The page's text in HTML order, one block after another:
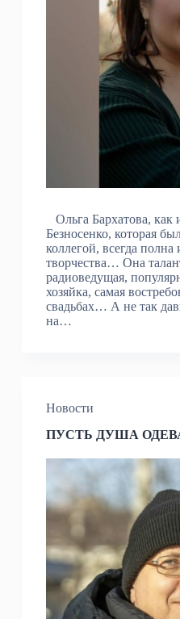
Ольга Бархатова, как
Безносенко, которая
коллегой, всегда полна
творчества… Она
радиоведущая,
хозяйка, самая
свадьбах… А не так
на…
Новости
ПУСТЬ ДУША